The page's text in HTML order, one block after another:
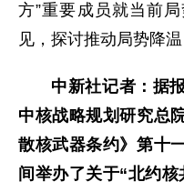
方”重要成员就当前
见，探讨推动局势降
中新社记者：据
中核战略规划研究总
散核武器条约》第十
间举办了关于“北约